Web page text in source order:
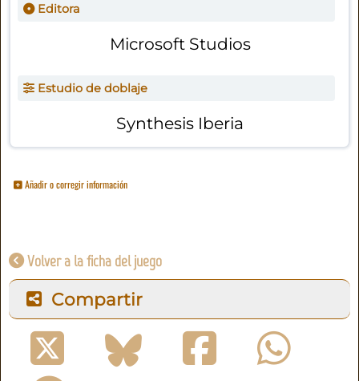
Editora
Microsoft Studios
Estudio de doblaje
Synthesis Iberia
Añadir o corregir información
Volver a la ficha del juego
Compartir